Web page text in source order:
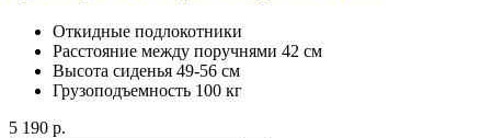
Откидные подлокотники
Расстояние между поручнями 42 см
Высота сиденья 49-56 см
Грузоподъемность 100 кг
5 190 р.